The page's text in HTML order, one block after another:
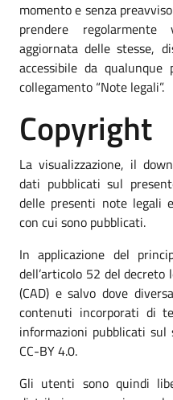
momento e senza
prendere regolarmente
aggiornata delle stesse,
accessibile da
collegamento “Note legali”.
Copyright
La visualizzazione, il
dati pubblicati sul
delle presenti note legali
con cui sono pubblicati.
In applicazione del
dell’articolo 52 del
(CAD) e salvo dove
contenuti incorporati di
informazioni pubblicati
CC-BY 4.0.
Gli utenti sono quindi